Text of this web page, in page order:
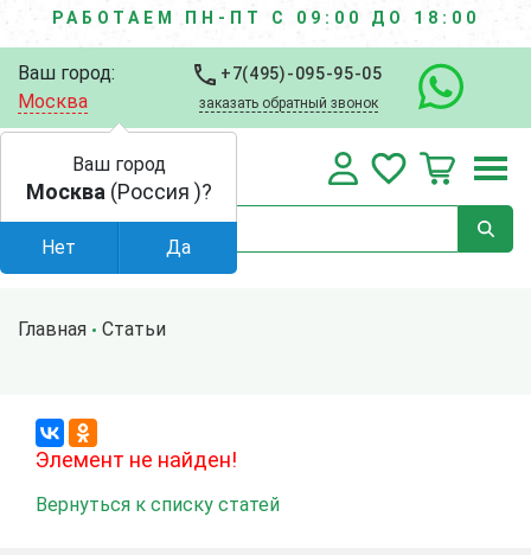
РАБОТАЕМ ПН-ПТ С 09:00 ДО 18:00
Ваш город:
Москва
+7(495)-095-95-05
заказать обратный звонок
Главная Статьи
Элемент не найден!
Вернуться к списку статей
Ваш город
Москва (Россия )?
Нет Да